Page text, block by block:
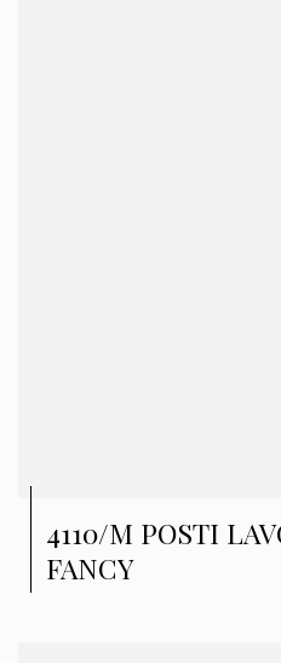
4110/M POSTI
FANCY